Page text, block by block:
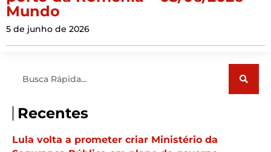
Mundo
5 de junho de 2026
Recentes
Lula volta a prometer criar Ministério da